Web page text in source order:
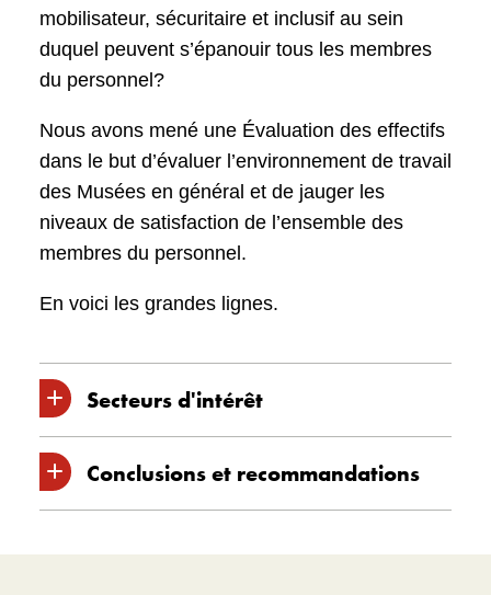
mobilisateur, sécuritaire et inclusif au sein
duquel peuvent s’épanouir tous les membres
du personnel?
Nous avons mené une Évaluation des effectifs
dans le but d’évaluer l’environnement de travail
des Musées en général et de jauger les
niveaux de satisfaction de l’ensemble des
membres du personnel.
En voici les grandes lignes.
Secteurs d'intérêt
L’Évaluation des effectifs s’articulait
autour de quatre secteurs d’intérêt :
Culture
Conclusions et recommandations
L’Évaluation a produit cinq grandes